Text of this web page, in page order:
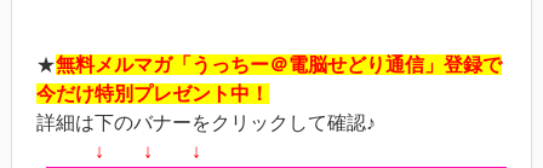
★無料メルマガ「うっちー＠電脳せどり通信」登録で
今だけ特別プレゼント中！
詳細は下のバナーをクリックして確認♪
↓ ↓ ↓